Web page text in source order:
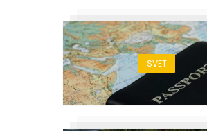
SVET